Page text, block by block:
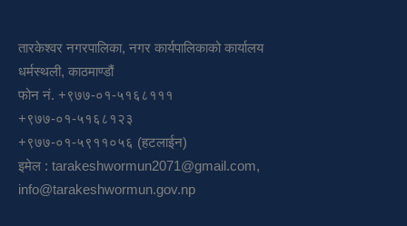
तारकेश्वर नगरपालिका, नगर कार्यपालिकाको कार्यालय
धर्मस्थली, काठमाण्डौं
फोन नं. +९७७-०१-५१६८१११
+९७७-०१-५१६८१२३
+९७७-०१-५९११०५६ (हटलाईन)
इमेल : tarakeshwormun2071@gmail.com,
info@tarakeshwormun.gov.np